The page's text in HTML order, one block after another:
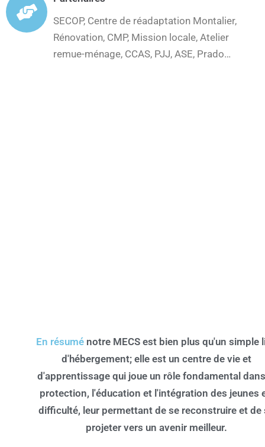
SECOP, Centre de réadaptation Montalier,
Rénovation, CMP, Mission locale, Atelier
remue-ménage, CCAS, PJJ, ASE, Prado…
En résumé notre MECS est bien plus qu'un simple
d'hébergement; elle est un centre de vie et
d'apprentissage qui joue un rôle fondamental
protection, l'éducation et l'intégration des jeunes
difficulté, leur permettant de se reconstruire et de
projeter vers un avenir meilleur.